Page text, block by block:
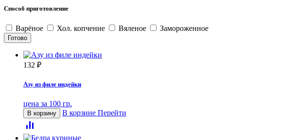
Способ приготовление
Варёное Хол. копчение Вяленое Замороженное
Готово
132 ₽
Азу из филе индейки
цена за 100 гр.
В корзину В корзине Перейти